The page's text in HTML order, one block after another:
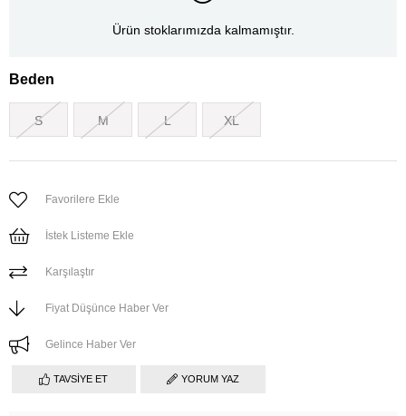
Ürün stoklarımızda kalmamıştır.
Beden
S M L XL
Favorilere Ekle
İstek Listeme Ekle
Karşılaştır
Fiyat Düşünce Haber Ver
Gelince Haber Ver
TAVSIYE ET YORUM YAZ